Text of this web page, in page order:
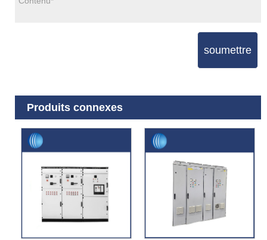
soumettre
Produits connexes